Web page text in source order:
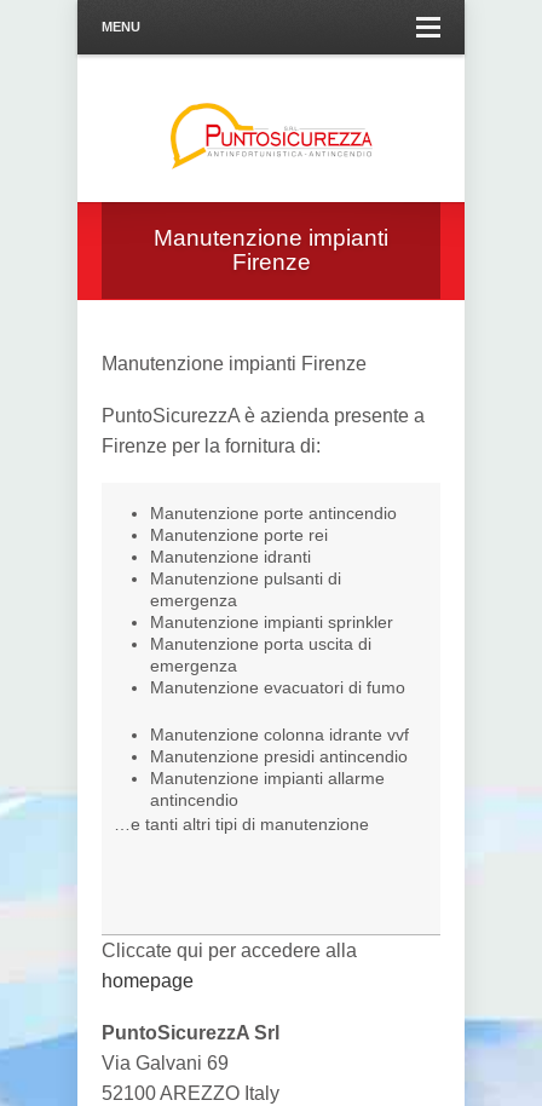
MENU
Manutenzione impianti
Firenze
Manutenzione impianti Firenze
PuntoSicurezzA è azienda presente a
Firenze per la fornitura di:
Manutenzione porte antincendio
Manutenzione porte rei
Manutenzione idranti
Manutenzione pulsanti di
emergenza
Manutenzione impianti sprinkler
Manutenzione porta uscita di
emergenza
Manutenzione evacuatori di fumo
Manutenzione colonna idrante vvf
Manutenzione presidi antincendio
Manutenzione impianti allarme
antincendio
…e tanti altri tipi di manutenzione
Cliccate qui per accedere alla
homepage
PuntoSicurezzA Srl
Via Galvani 69
52100 AREZZO Italy